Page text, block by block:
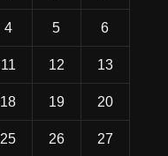
4 5 6
11 12 13
18 19 20
25 26 27